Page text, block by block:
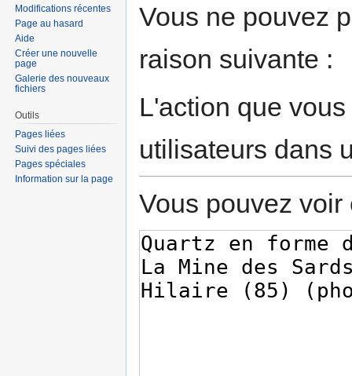
Vous ne pouvez
raison suivante :
L'action que
utilisateurs dans
Vous pouvez
Modifications récentes
Page au hasard
Aide
Créer une nouvelle
page
Galerie des nouveaux
fichiers
Outils
Pages liées
Suivi des pages liées
Pages spéciales
Information sur la page